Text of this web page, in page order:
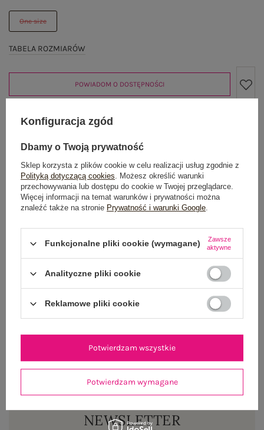
One size
TABELA ROZMIARÓW
POWIADOM O DOSTĘPNOŚCI
OPIS PRODUKTU
OPINIE O PRODUKCIE (0)
WYSYŁKA I DOSTAWA
NEWSLETTER
Konfiguracja zgód
Dbamy o Twoją prywatność
Sklep korzysta z plików cookie w celu realizacji usług zgodnie z
Polityką dotyczącą cookies. Możesz określić warunki
przechowywania lub dostępu do cookie w Twojej przeglądarce.
Więcej informacji na temat warunków i prywatności można
znaleźć także na stronie Prywatność i warunki Google.
Funkcjonalne pliki cookie (wymagane)
Zawsze
aktywne
Analityczne pliki cookie
Reklamowe pliki cookie
Potwierdzam wymagane
Potwierdzam wszystkie